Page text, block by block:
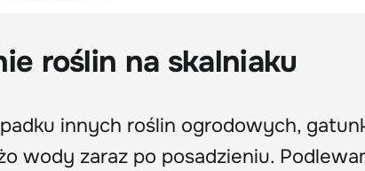
roślin na skalniaku
innych roślin ogrodowych,
wody zaraz po posadzieniu.